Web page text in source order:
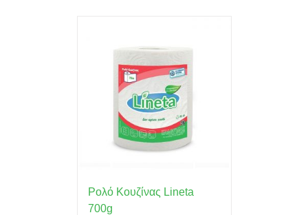
Ρολό Κουζίνας Lineta
700g